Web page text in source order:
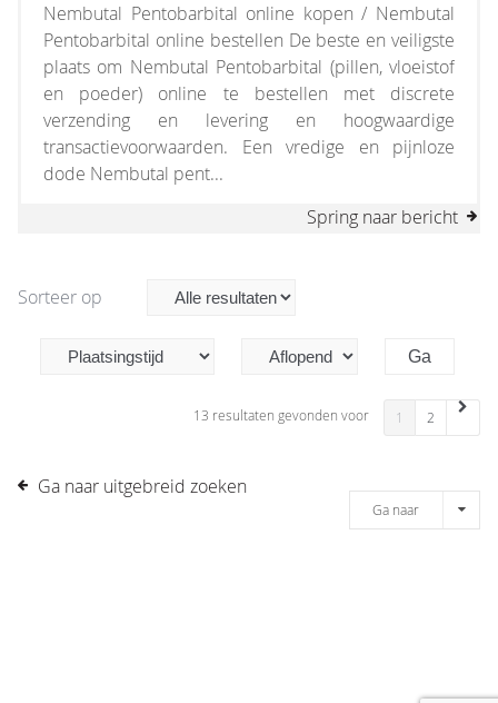
Nembutal Pentobarbital online kopen / Nembutal
Pentobarbital online bestellen De beste en veiligste
plaats om Nembutal Pentobarbital (pillen, vloeistof
en poeder) online te bestellen met discrete
verzending en levering en hoogwaardige
transactievoorwaarden. Een vredige en pijnloze
dode Nembutal pent...
Spring naar bericht
Sorteer op
13 resultaten gevonden voor 1 2
Ga naar uitgebreid zoeken
Ga naar